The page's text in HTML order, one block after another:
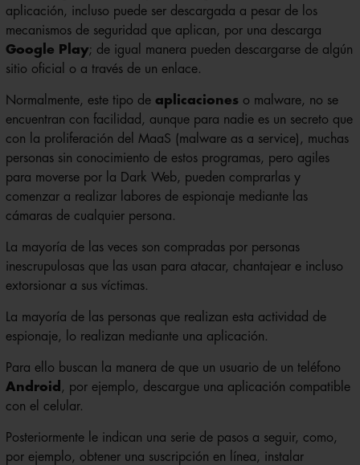
aplicación, incluso puede ser descargada a pesar de los
mecanismos de seguridad que aplican, por una descarga
Google Play; de igual manera pueden descargarse de algún
sitio oficial o a través de un enlace.
Normalmente, este tipo de aplicacioneso malware, no se
encuentran con facilidad, aunque para nadie es un secreto que
con la proliferación del MaaS (malware as a service), muchas
personas sin conocimiento de estos programas, pero agiles
para moverse por la Dark Web, pueden comprarlas y
comenzar a realizar labores de espionaje mediante las
cámaras de cualquier persona.
La mayoría de las veces son compradas por personas
inescrupulosas que las usan para atacar, chantajear e incluso
extorsionar a sus víctimas.
La mayoría de las personas que realizan esta actividad de
espionaje, lo realizan mediante una aplicación.
Para ello buscan la manera de que un usuario de un teléfono
Android , por ejemplo, descargue una aplicación compatible
con el celular.
Posteriormente le indican una serie de pasos a seguir, como,
por ejemplo, obtener una suscripción en línea, instalar